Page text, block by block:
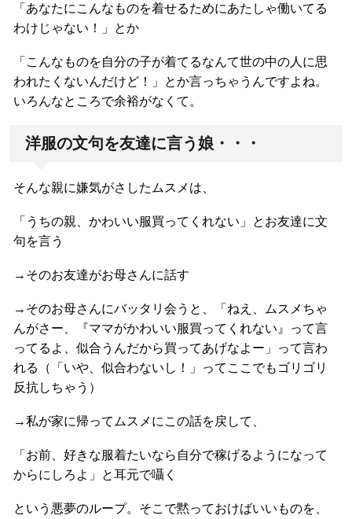
「あなたにこんなものを着せるためにあたしゃ働いてる
わけじゃない！」とか
「こんなものを自分の子が着てるなんて世の中の人に思
われたくないんだけど！」とか言っちゃうんですよね。
いろんなところで余裕がなくて。
洋服の文句を友達に言う娘・・・
そんな親に嫌気がさしたムスメは、
「うちの親、かわいい服買ってくれない」とお友達に文
句を言う
→そのお友達がお母さんに話す
→そのお母さんにバッタリ会うと、「ねえ、ムスメちゃ
んがさー、『ママがかわいい服買ってくれない』って言
ってるよ、似合うんだから買ってあげなよー」って言わ
れる（「いや、似合わないし！」ってここでもゴリゴリ
反抗しちゃう）
→私が家に帰ってムスメにこの話を戻して、
「お前、好きな服着たいなら自分で稼げるようになって
からにしろよ」と耳元で囁く
という悪夢のループ。そこで黙っておけばいいものを、